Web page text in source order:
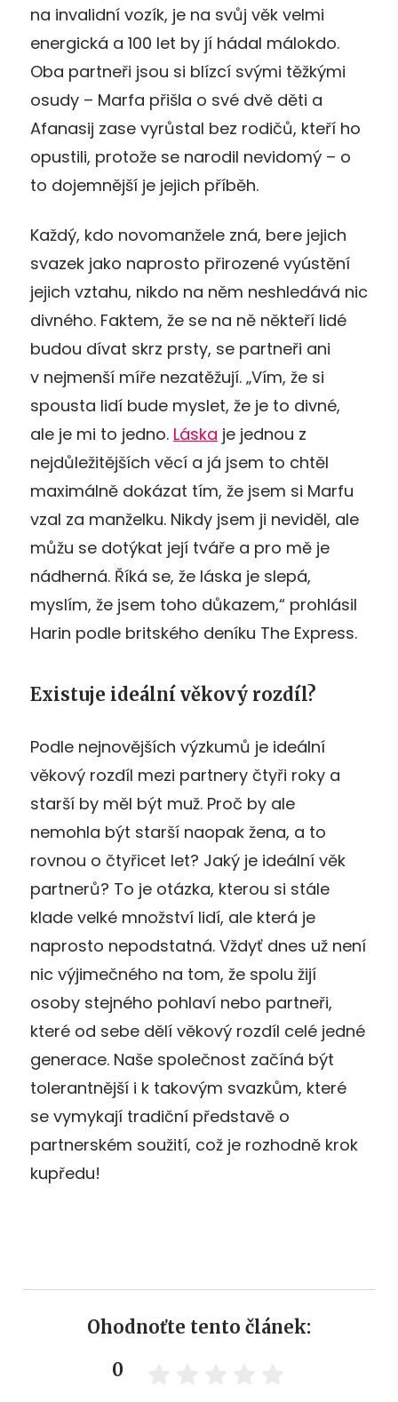
na invalidní vozík, je na svůj věk velmi
energická a 100 let by jí hádal málokdo.
Oba partneři jsou si blízcí svými těžkými
osudy – Marfa přišla o své dvě děti a
Afanasij zase vyrůstal bez rodičů, kteří ho
opustili, protože se narodil nevidomý – o
to dojemnější je jejich příběh.
Každý, kdo novomanžele zná, bere jejich
svazek jako naprosto přirozené vyústění
jejich vztahu, nikdo na něm neshledává nic
divného. Faktem, že se na ně někteří lidé
budou dívat skrz prsty, se partneři ani
v nejmenší míře nezatěžují. „Vím, že si
spousta lidí bude myslet, že je to divné,
ale je mi to jedno. Láska je jednou z
nejdůležitějších věcí a já jsem to chtěl
maximálně dokázat tím, že jsem si Marfu
vzal za manželku. Nikdy jsem ji neviděl, ale
můžu se dotýkat její tváře a pro mě je
nádherná. Říká se, že láska je slepá,
myslím, že jsem toho důkazem,“ prohlásil
Harin podle britského deníku The Express.
Existuje ideální věkový rozdíl?
Podle nejnovějších výzkumů je ideální
věkový rozdíl mezi partnery čtyři roky a
starší by měl být muž. Proč by ale
nemohla být starší naopak žena, a to
rovnou o čtyřicet let? Jaký je ideální věk
partnerů? To je otázka, kterou si stále
klade velké množství lidí, ale která je
naprosto nepodstatná. Vždyť dnes už není
nic výjimečného na tom, že spolu žijí
osoby stejného pohlaví nebo partneři,
které od sebe dělí věkový rozdíl celé jedné
generace. Naše společnost začíná být
tolerantnější i k takovým svazkům, které
se vymykají tradiční představě o
partnerském soužití, což je rozhodně krok
kupředu!
Ohodnoťte tento článek:
0